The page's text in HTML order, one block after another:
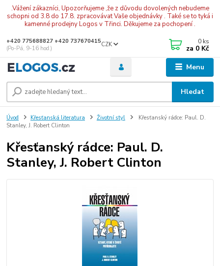
.Vážení zákazníci, Upozorňujeme ,že z důvodu dovolených nebudeme
schopni od 3.8 do 17.8. zpracovávat Vaše objednávky . Také se to tyká i
kamenné prodejny Logos v Třinci. Děkujeme za pochopení .
Menu
CZK
Hledat
+420 775688827 +420 737670415
(Po-Pá, 9-16 hod.)
0 ks
za 0 Kč
Úvod Křesťanská literatura Životní styl
Křesťanský rádce: Paul. D.
Stanley, J. Robert Clinton
Křesťanský rádce: Paul. D.
Stanley, J. Robert Clinton